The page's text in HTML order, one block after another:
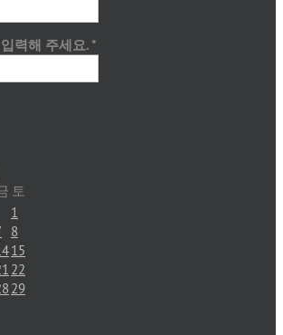
력해 주세요. *
토
1
8
15
22
29